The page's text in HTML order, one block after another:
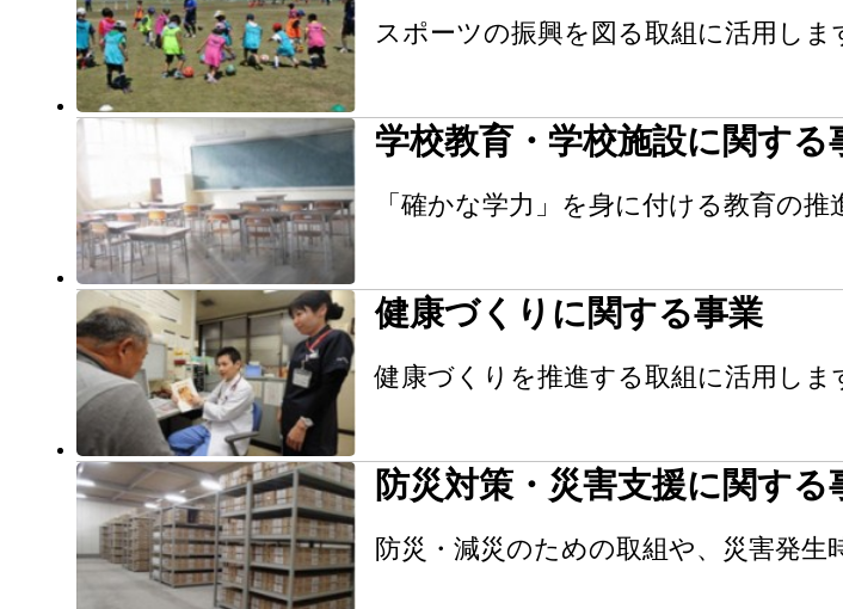
スポーツの振興を図る取組に活用しま
学校教育・学校施設に関する
「確かな学力」を身に付ける教育の
健康づくりに関する事業
健康づくりを推進する取組に活用しま
防災対策・災害支援に関する
防災・減災のための取組や、災害発生